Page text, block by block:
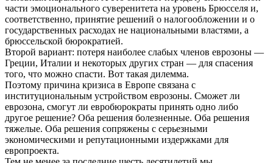
части эмоционального суверенитета на уровень Брюсселя и,
соответственно, принятие решений о налогообложении и о
государственных расходах не национальными властями, а
брюссельской бюрократией.
Второй вариант: потеря наиболее слабых членов еврозоны —
Греции, Италии и некоторых других стран — для спасения
того, что можно спасти. Вот такая дилемма.
Поэтому причина кризиса в Европе связана с
институциональным устройством еврозоны. Сможет ли
еврозона, смогут ли евробюрократы принять одно либо
другое решение? Оба решения болезненные. Оба решения
тяжелые. Оба решения сопряжены с серьезными
экономическими и репутационными издержками для
европроекта.